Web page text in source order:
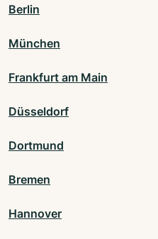
Berlin
München
Frankfurt am Main
Düsseldorf
Dortmund
Bremen
Hannover